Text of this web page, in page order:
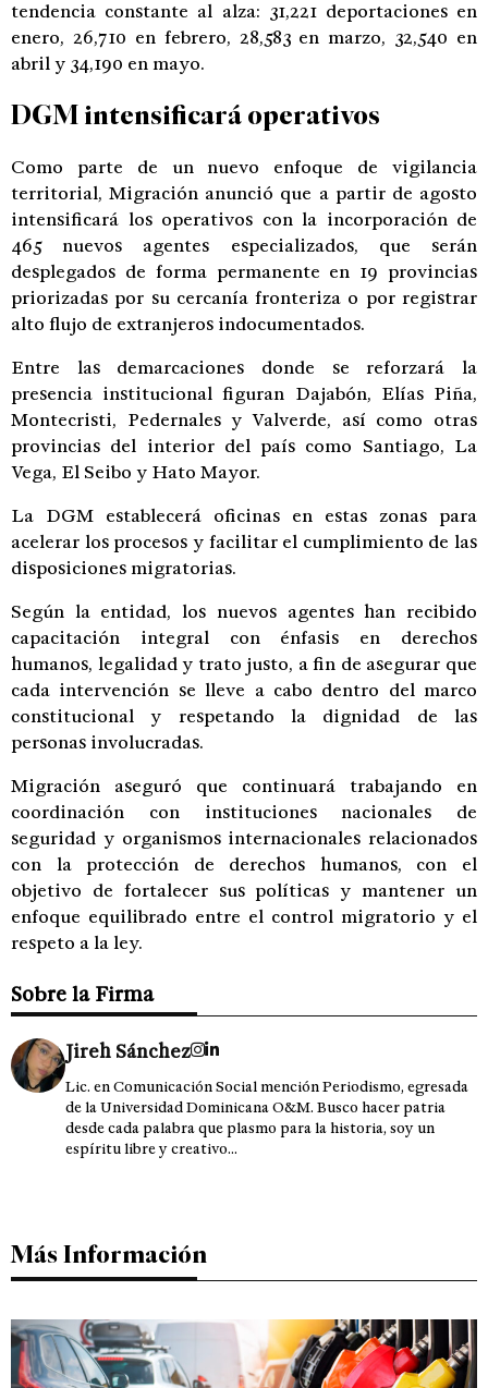
tendencia constante al alza: 31,221 deportaciones en
enero, 26,710 en febrero, 28,583 en marzo, 32,540 en
abril y 34,190 en mayo.
DGM intensificará operativos
Como parte de un nuevo enfoque de vigilancia
territorial, Migración anunció que a partir de agosto
intensificará los operativos con la incorporación de
465 nuevos agentes especializados, que serán
desplegados de forma permanente en 19 provincias
priorizadas por su cercanía fronteriza o por registrar
alto flujo de extranjeros indocumentados.
Entre las demarcaciones donde se reforzará la
presencia institucional figuran Dajabón, Elías Piña,
Montecristi, Pedernales y Valverde, así como otras
provincias del interior del país como Santiago, La
Vega, El Seibo y Hato Mayor.
La DGM establecerá oficinas en estas zonas para
acelerar los procesos y facilitar el cumplimiento de las
disposiciones migratorias.
Según la entidad, los nuevos agentes han recibido
capacitación integral con énfasis en derechos
humanos, legalidad y trato justo, a fin de asegurar que
cada intervención se lleve a cabo dentro del marco
constitucional y respetando la dignidad de las
personas involucradas.
Migración aseguró que continuará trabajando en
coordinación con instituciones nacionales de
seguridad y organismos internacionales relacionados
con la protección de derechos humanos, con el
objetivo de fortalecer sus políticas y mantener un
enfoque equilibrado entre el control migratorio y el
respeto a la ley.
Sobre la Firma
Jireh Sánchez
Lic. en Comunicación Social mención Periodismo, egresada
de la Universidad Dominicana O&M. Busco hacer patria
desde cada palabra que plasmo para la historia, soy un
espíritu libre y creativo...
Más Información